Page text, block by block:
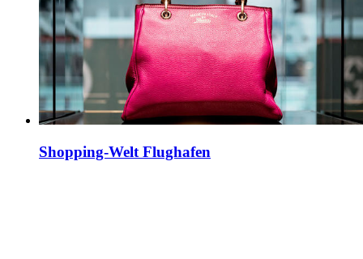
Shopping-Welt Flughafen